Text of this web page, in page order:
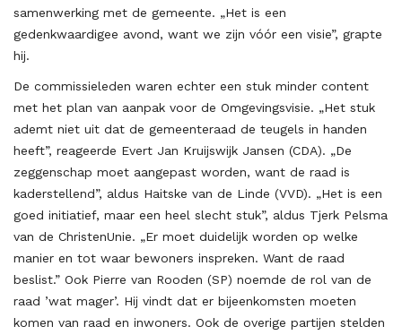
samenwerking met de gemeente. „Het is een
gedenkwaardigee avond, want we zijn vóór een visie”, grapte
hij.
De commissieleden waren echter een stuk minder content
met het plan van aanpak voor de Omgevingsvisie. „Het stuk
ademt niet uit dat de gemeenteraad de teugels in handen
heeft”, reageerde Evert Jan Kruijswijk Jansen (CDA). „De
zeggenschap moet aangepast worden, want de raad is
kaderstellend”, aldus Haitske van de Linde (VVD). „Het is een
goed initiatief, maar een heel slecht stuk”, aldus Tjerk Pelsma
van de ChristenUnie. „Er moet duidelijk worden op welke
manier en tot waar bewoners inspreken. Want de raad
beslist.” Ook Pierre van Rooden (SP) noemde de rol van de
raad ’wat mager’. Hij vindt dat er bijeenkomsten moeten
komen van raad en inwoners. Ook de overige partijen stelden